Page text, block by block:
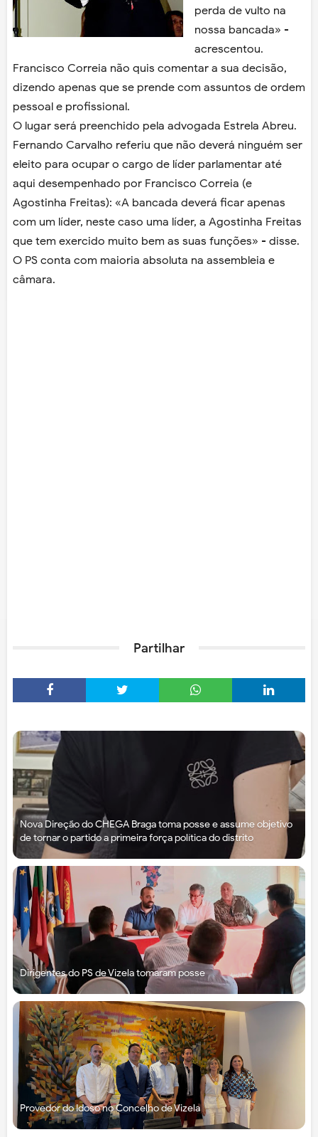
perda de vulto na
nossa bancada» -
acrescentou.
Francisco Correia não quis comentar a sua decisão,
dizendo apenas que se prende com assuntos de ordem
pessoal e profissional.
O lugar será preenchido pela advogada Estrela Abreu.
Fernando Carvalho referiu que não deverá ninguém ser
eleito para ocupar o cargo de líder parlamentar até
aqui desempenhado por Francisco Correia (e
Agostinha Freitas): «A bancada deverá ficar apenas
com um líder, neste caso uma líder, a Agostinha Freitas
que tem exercido muito bem as suas funções» - disse.
O PS conta com maioria absoluta na assembleia e
câmara.
Partilhar
Nova Direção do CHEGA Braga toma posse e assume objetivo
de tornar o partido a primeira força política do distrito
Dirigentes do PS de Vizela tomaram posse
Provedor do Idoso no Concelho de Vizela